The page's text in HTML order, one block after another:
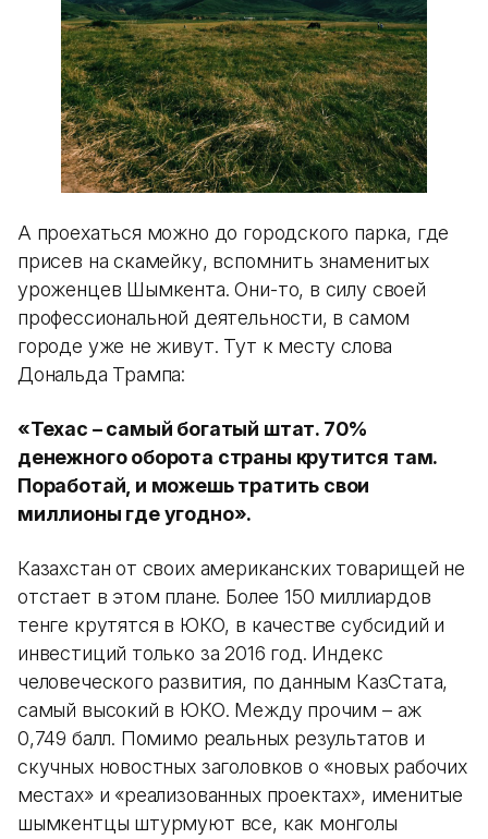
А проехаться можно до городского парка, где
присев на скамейку, вспомнить знаменитых
уроженцев Шымкента. Они-то, в силу своей
профессиональной деятельности, в самом
городе уже не живут. Тут к месту слова
Дональда Трампа:
«Техас – самый богатый штат. 70%
денежного оборота страны крутится там.
Поработай, и можешь тратить свои
миллионы где угодно».
Казахстан от своих американских товарищей не
отстает в этом плане. Более 150 миллиардов
тенге крутятся в ЮКО, в качестве субсидий и
инвестиций только за 2016 год. Индекс
человеческого развития, по данным КазСтата,
самый высокий в ЮКО. Между прочим – аж
0,749 балл. Помимо реальных результатов и
скучных новостных заголовков о «новых рабочих
местах» и «реализованных проектах», именитые
шымкентцы штурмуют все, как монголы